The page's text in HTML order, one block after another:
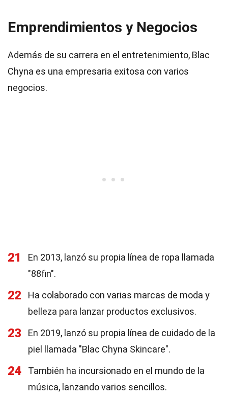
Emprendimientos y Negocios
Además de su carrera en el entretenimiento, Blac
Chyna es una empresaria exitosa con varios
negocios.
21
En 2013, lanzó su propia línea de ropa llamada
"88fin".
22
Ha colaborado con varias marcas de moda y
belleza para lanzar productos exclusivos.
23
En 2019, lanzó su propia línea de cuidado de la
piel llamada "Blac Chyna Skincare".
24
También ha incursionado en el mundo de la
música, lanzando varios sencillos.